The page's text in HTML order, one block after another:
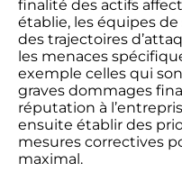
finalité des actifs
établie, les équipes
des trajectoires
les menaces
exemple celles qui
graves dommages
réputation à
ensuite établir des
mesures correctives
maximal.